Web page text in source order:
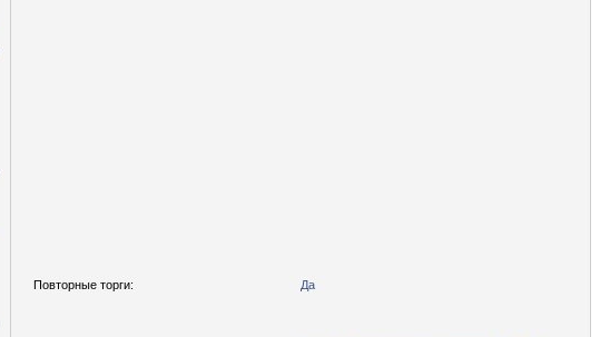
Повторные торги: Да